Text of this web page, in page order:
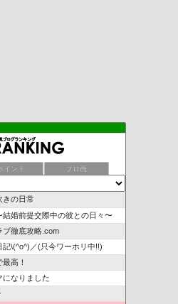
イント ブロ画
きの日常
結婚前提交際中の彼との日々〜
ブ徹底攻略.com
記\(^o^)／(只今ワーホリ中!!)
高！
になりました